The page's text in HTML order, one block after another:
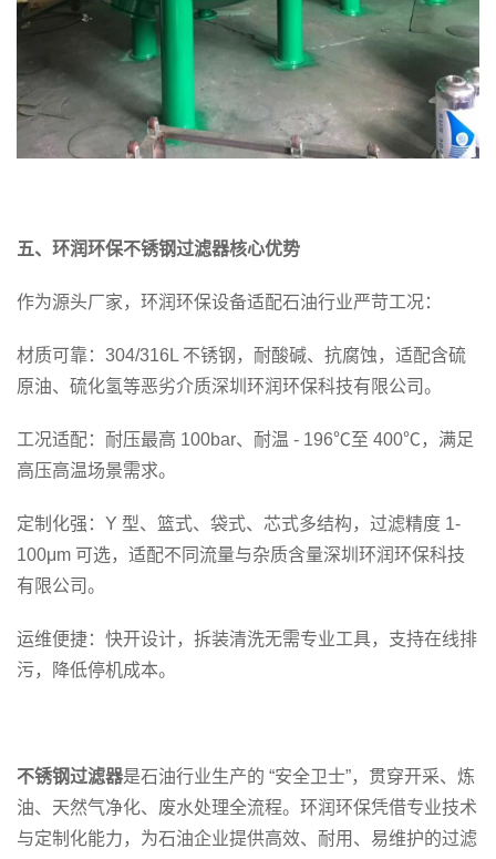
五、环润环保不锈钢过滤器核心优势
作为源头厂家，环润环保设备适配石油行业严苛工况：
材质可靠：304/316L 不锈钢，耐酸碱、抗腐蚀，适配含硫
原油、硫化氢等恶劣介质深圳环润环保科技有限公司。
工况适配：耐压最高 100bar、耐温 - 196℃至 400℃，满足
高压高温场景需求。
定制化强：Y 型、篮式、袋式、芯式多结构，过滤精度 1-
100μm 可选，适配不同流量与杂质含量深圳环润环保科技
有限公司。
运维便捷：快开设计，拆装清洗无需专业工具，支持在线排
污，降低停机成本。
不锈钢过滤器是石油行业生产的 “安全卫士”，贯穿开采、炼
油、天然气净化、废水处理全流程。环润环保凭借专业技术
与定制化能力，为石油企业提供高效、耐用、易维护的过滤